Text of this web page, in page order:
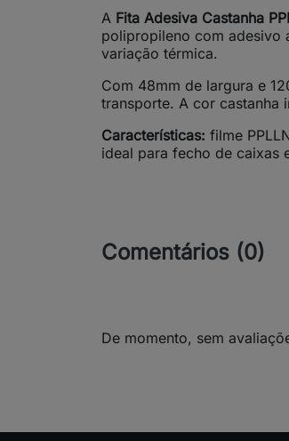
A Fita Adesiva Castanha
polipropileno com adesivo
variação térmica.
Com 48mm de largura e
transporte. A cor castanha
Características: filme
ideal para fecho de caixas
Comentários (0)
De momento, sem